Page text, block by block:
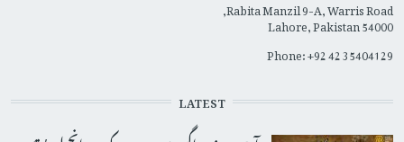
Rabita Manzil 9-A, Warris Road,
Lahore, Pakistan 54000
Phone: +92 42 35404129
LATEST